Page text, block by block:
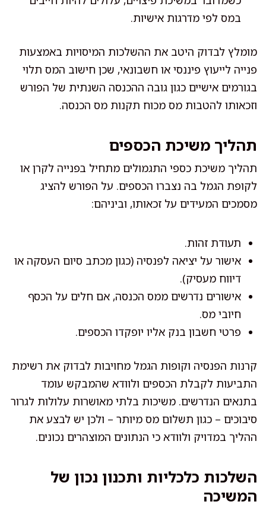
במס לפי מדרגות אישיות.
מומלץ לבדוק היטב את ההשלכות המיסויות באמצעות
פנייה לייעוץ פיננסי או חשבונאי, שכן חישוב המס תלוי
בגורמים אישיים כגון גובה ההכנסה השנתית של הפורש
וזכאותו להטבות מס מכוח תקנות מס הכנסה.
תהליך משיכת הכספים
תהליך משיכת כספי התגמולים מתחיל בפנייה לקרן או
לקופת הגמל בה נצברו הכספים. על הפורש להציג
מסמכים המעידים על זכאותו, וביניהם:
תעודת זהות.
אישור על יציאה לפנסיה (כגון מכתב סיום העסקה או
דיווח מעסיק).
אישורים נדרשים ממס הכנסה, אם חלים על הכסף
חיובי מס.
פרטי חשבון בנק אליו יופקדו הכספים.
קרנות הפנסיה וקופות הגמל מחויבות לבדוק את רשימת
התביעות לקבלת הכספים ולוודא שהמבקש עומד
בתנאים הנדרשים. משיכות בלתי מאושרות עלולות לגרור
סיבוכים – כגון תשלום מס מיותר – ולכן יש לבצע את
ההליך במדויק ולוודא כי הנתונים המוצהרים נכונים.
השלכות כלכליות ותכנון נכון של
המשיכה